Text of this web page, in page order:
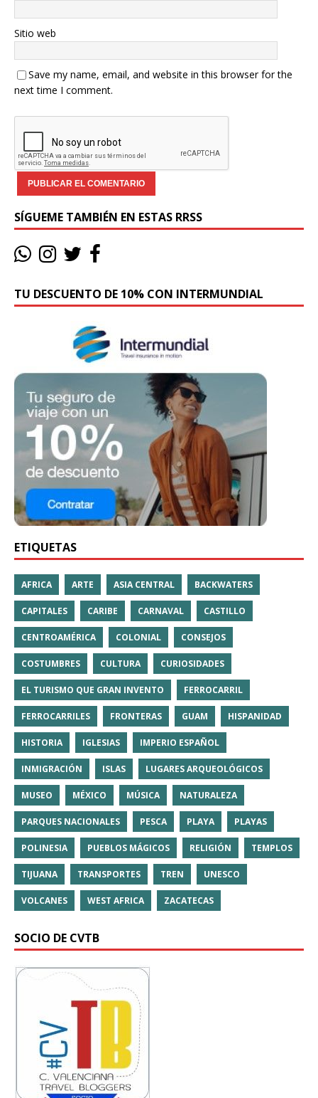
Sitio web
Save my name, email, and website in this browser for the
next time I comment.
SÍGUEME TAMBIÉN EN ESTAS RRSS
TU DESCUENTO DE 10% CON INTERMUNDIAL
ETIQUETAS
AFRICA ARTE ASIA CENTRAL BACKWATERS
CAPITALES CARIBE CARNAVAL CASTILLO
CENTROAMÉRICA COLONIAL CONSEJOS
COSTUMBRES CULTURA CURIOSIDADES
EL TURISMO QUE GRAN INVENTO FERROCARRIL
FERROCARRILES FRONTERAS GUAM HISPANIDAD
HISTORIA IGLESIAS IMPERIO ESPAÑOL
INMIGRACIÓN ISLAS LUGARES ARQUEOLÓGICOS
MUSEO MÉXICO MÚSICA NATURALEZA
PARQUES NACIONALES PESCA PLAYA PLAYAS
POLINESIA PUEBLOS MÁGICOS RELIGIÓN TEMPLOS
TIJUANA TRANSPORTES TREN UNESCO
VOLCANES WEST AFRICA ZACATECAS
SOCIO DE CVTB